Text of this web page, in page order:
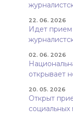
22. 06. 2026
Идет прием
02. 06. 2026
открывает
20. 05. 2026
Открыт